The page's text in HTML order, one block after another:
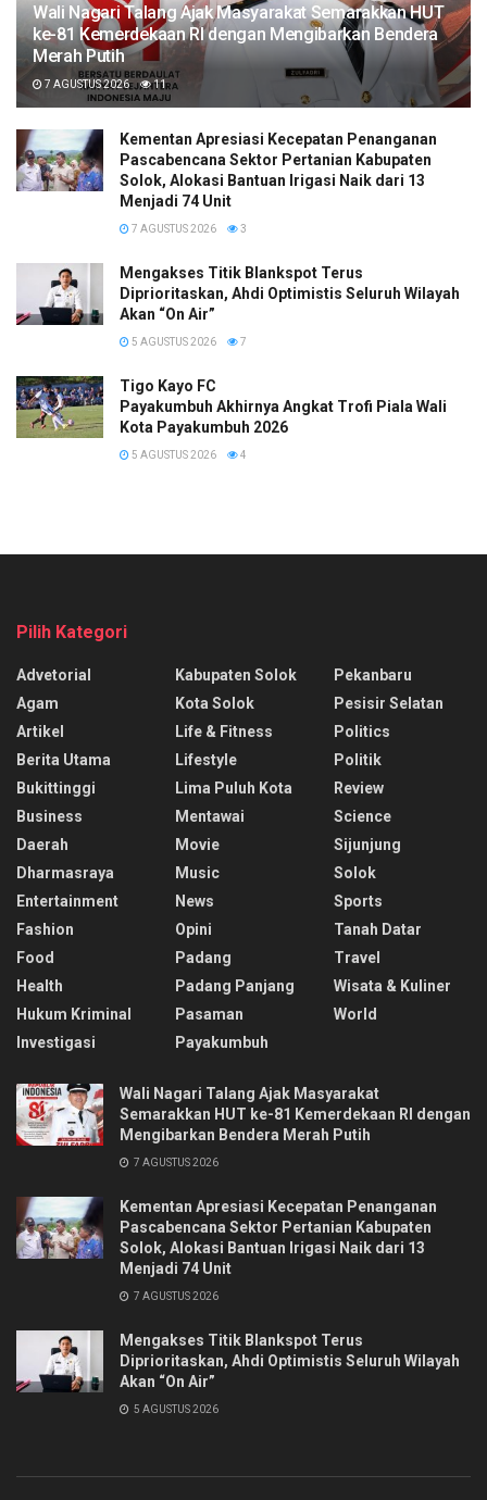
Wali Nagari Talang Ajak Masyarakat Semarakkan HUT
ke-81 Kemerdekaan RI dengan Mengibarkan Bendera
Merah Putih
7 AGUSTUS 2026 11
Kementan Apresiasi Kecepatan Penanganan
Pascabencana Sektor Pertanian Kabupaten
Solok, Alokasi Bantuan Irigasi Naik dari 13
Menjadi 74 Unit
7 AGUSTUS 2026 3
Mengakses Titik Blankspot Terus
Diprioritaskan, Ahdi Optimistis Seluruh Wilayah
Akan “On Air”
5 AGUSTUS 2026 7
Tigo Kayo FC
Payakumbuh Akhirnya Angkat Trofi Piala Wali
Kota Payakumbuh 2026
5 AGUSTUS 2026 4
Pilih Kategori
Advetorial
Agam
Artikel
Berita Utama
Bukittinggi
Business
Daerah
Dharmasraya
Entertainment
Fashion
Food
Health
Hukum Kriminal
Investigasi
Kabupaten Solok
Kota Solok
Life & Fitness
Lifestyle
Lima Puluh Kota
Mentawai
Movie
Music
News
Opini
Padang
Padang Panjang
Pasaman
Payakumbuh
Pekanbaru
Pesisir Selatan
Politics
Politik
Review
Science
Sijunjung
Solok
Sports
Tanah Datar
Travel
Wisata & Kuliner
World
Wali Nagari Talang Ajak Masyarakat
Semarakkan HUT ke-81 Kemerdekaan RI dengan
Mengibarkan Bendera Merah Putih
7 AGUSTUS 2026
Kementan Apresiasi Kecepatan Penanganan
Pascabencana Sektor Pertanian Kabupaten
Solok, Alokasi Bantuan Irigasi Naik dari 13
Menjadi 74 Unit
7 AGUSTUS 2026
Mengakses Titik Blankspot Terus
Diprioritaskan, Ahdi Optimistis Seluruh Wilayah
Akan “On Air”
5 AGUSTUS 2026